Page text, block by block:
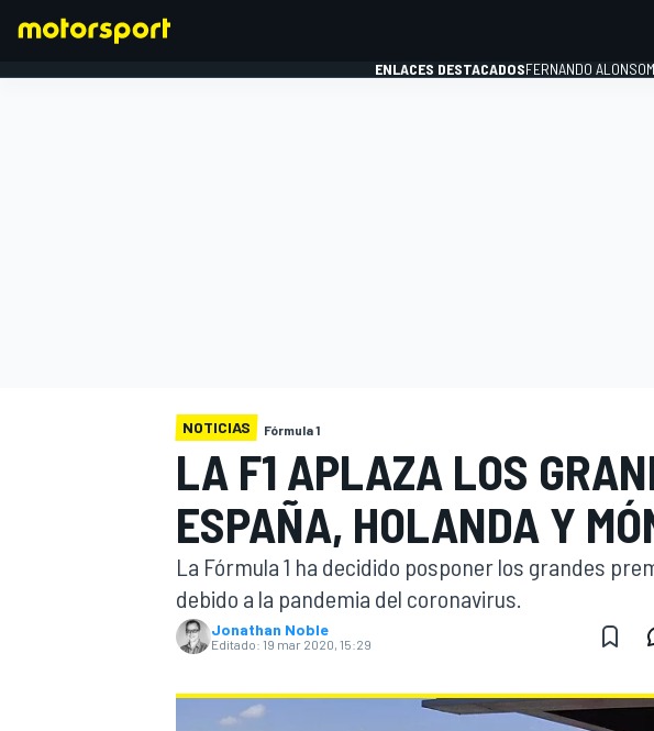
ENLACES DESTACADOSFERNANDO ALONSO
NOTICIAS Fórmula 1
LA F1 APLAZA LOS
ESPAÑA, HOLANDA Y
La Fórmula 1 ha decidido posponer los grandes
debido a la pandemia del coronavirus.
Jonathan Noble
Editado: 19 mar 2020, 15:29